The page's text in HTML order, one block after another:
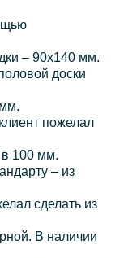
– 90х140 мм.
доски
пожелал
в 100 мм.
– из
сделать из
В наличии